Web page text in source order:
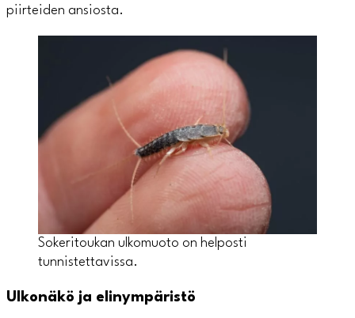
piirteiden ansiosta.
Sokeritoukan ulkomuoto on helposti
tunnistettavissa.
Ulkonäkö ja elinympäristö